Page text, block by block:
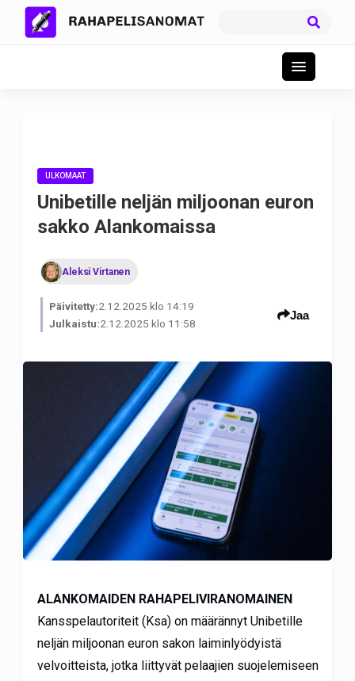
ULKOMAAT
Unibetille neljän miljoonan euron
sakko Alankomaissa
Aleksi Virtanen
Päivitetty:2.12.2025 klo 14:19
Julkaistu:2.12.2025 klo 11:58
Jaa
ALANKOMAIDEN RAHAPELIVIRANOMAINEN
Kansspelautoriteit (Ksa) on määrännyt Unibetille
neljän miljoonan euron sakon laiminlyödyistä
velvoitteista, jotka liittyvät pelaajien suojelemiseen